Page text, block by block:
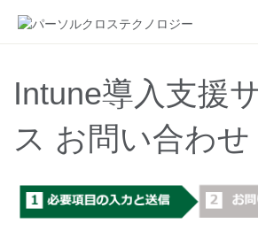
Intune導入支援
ス お問い合わせ